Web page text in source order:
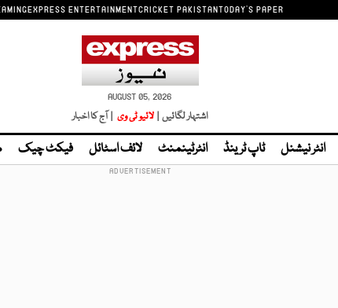
EXPRESS ENTERTAINMENTCRICKET PAKISTANTODAY'S PAPER
AUGUST 05, 2026
اشتہار لگائیں | لائیو ٹی وی | آج کا اخبار
انٹر نیشنل ٹاپ ٹرینڈ انٹرٹینمنٹ لائف اسٹائل فیکٹ چیک